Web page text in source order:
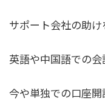
サポート会社の助け
英語や中国語での会
今や単独での口座開